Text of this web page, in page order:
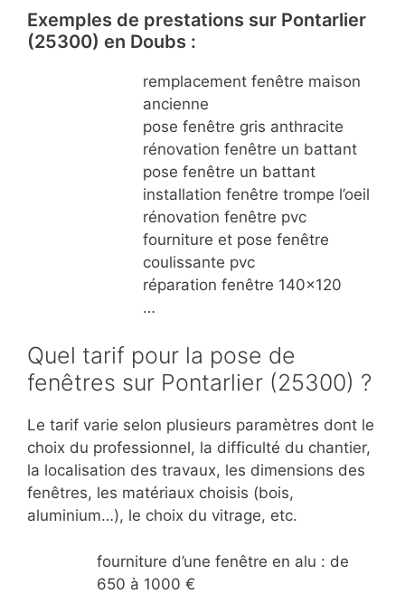
Exemples de prestations sur Pontarlier
(25300) en Doubs :
remplacement fenêtre maison
ancienne
pose fenêtre gris anthracite
rénovation fenêtre un battant
pose fenêtre un battant
installation fenêtre trompe l’oeil
rénovation fenêtre pvc
fourniture et pose fenêtre
coulissante pvc
réparation fenêtre 140×120
…
Quel tarif pour la pose de
fenêtres sur Pontarlier (25300) ?
Le tarif varie selon plusieurs paramètres dont le
choix du professionnel, la difficulté du chantier,
la localisation des travaux, les dimensions des
fenêtres, les matériaux choisis (bois,
aluminium…), le choix du vitrage, etc.
fourniture d’une fenêtre en alu : de
650 à 1000 €